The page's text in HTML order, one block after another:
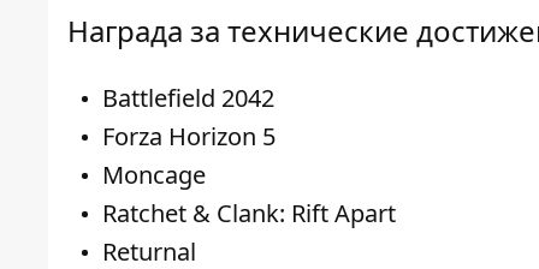
Награда за технические
Battlefield 2042
Forza Horizon 5
Moncage
Ratchet & Clank: Rift Apart
Returnal